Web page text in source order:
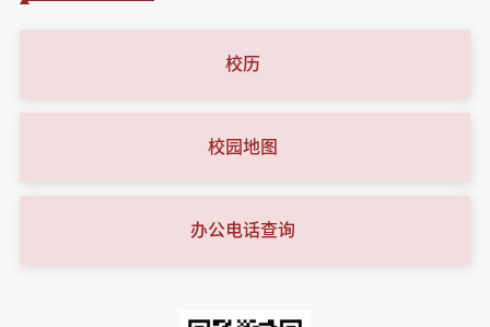
校历
校园地图
办公电话查询